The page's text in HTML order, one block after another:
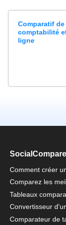
Comparatif
comptabilité
ligne
SocialCompare
Comment créer
Comparez les
Tableaux
Convertisseur
Comparateur de